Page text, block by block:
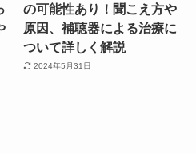
の可能性あり！聞こえ方や
原因、補聴器による治療に
ついて詳しく解説
2024年5月31日